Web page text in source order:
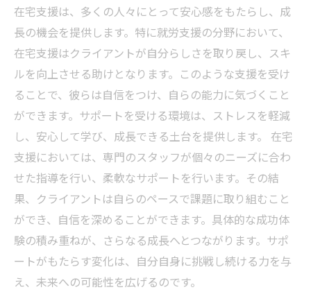
在宅支援は、多くの人々にとって安心感をもたらし、成
長の機会を提供します。特に就労支援の分野において、
在宅支援はクライアントが自分らしさを取り戻し、スキ
ルを向上させる助けとなります。このような支援を受け
ることで、彼らは自信をつけ、自らの能力に気づくこと
ができます。サポートを受ける環境は、ストレスを軽減
し、安心して学び、成長できる土台を提供します。 在宅
支援においては、専門のスタッフが個々のニーズに合わ
せた指導を行い、柔軟なサポートを行います。その結
果、クライアントは自らのペースで課題に取り組むこと
ができ、自信を深めることができます。具体的な成功体
験の積み重ねが、さらなる成長へとつながります。サポ
ートがもたらす変化は、自分自身に挑戦し続ける力を与
え、未来への可能性を広げるのです。